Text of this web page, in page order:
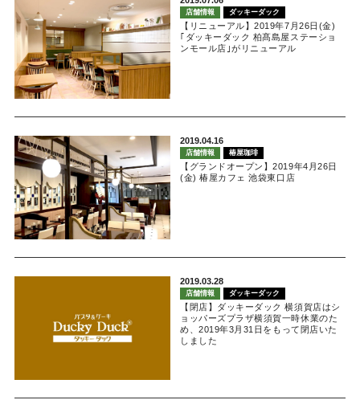
店舗情報 ダッキーダック
【リニューアル】2019年7月26日(金)
｢ダッキーダック 柏髙島屋ステーショ
ンモール店｣がリニューアル
2019.04.16
店舗情報 椿屋珈琲
【グランドオープン】2019年4月26日
(金) 椿屋カフェ 池袋東口店
2019.03.28
店舗情報 ダッキーダック
【閉店】ダッキーダック 横須賀店はシ
ョッパーズプラザ横須賀一時休業のた
め、2019年3月31日をもって閉店いた
しました